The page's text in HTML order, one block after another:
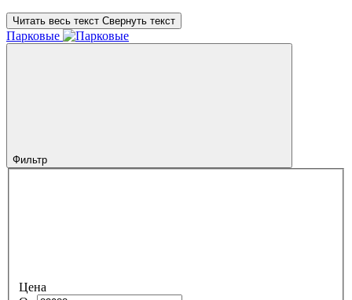
Читать весь текст Свернуть текст
Парковые
Фильтр
Цена